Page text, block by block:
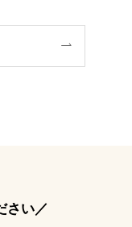
さい／